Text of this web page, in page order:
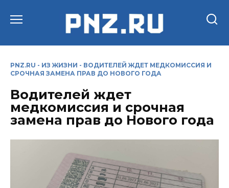
PNZ.RU - ИЗ ЖИЗНИ - ВОДИТЕЛЕЙ ЖДЕТ МЕДКОМИССИЯ И
СРОЧНАЯ ЗАМЕНА ПРАВ ДО НОВОГО ГОДА
Водителей ждет
медкомиссия и срочная
замена прав до Нового года